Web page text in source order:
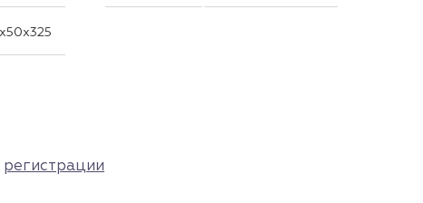
регистрации